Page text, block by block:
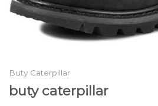
Buty Caterpillar
buty caterpillar